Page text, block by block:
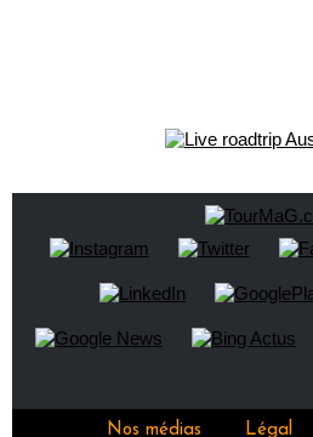
Nos médias Légal